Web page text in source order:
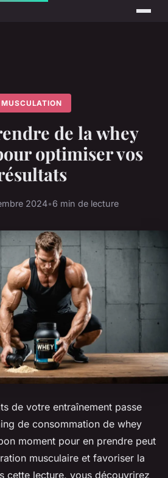
MUSCULATION
de la whey
optimiser vos
2024•6 min de lecture
de votre entraînement passe
de consommation de whey
moment pour en prendre peut
musculaire et favoriser la
cette lecture, vous découvrirez